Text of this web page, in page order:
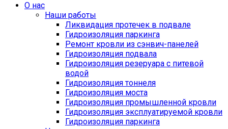
О нас
Наши работы
Ликвидация протечек в подвале
Гидроизоляция паркинга
Ремонт кровли из сэнвич-панелей
Гидроизоляция подвала
Гидроизоляция резеруара с питевой
водой
Гидроизоляция тоннеля
Гидроизоляция моста
Гидроизоляция промышленной кровли
Гидроизоляция эксплуатируемой кровли
Гидроизоляция паркинга